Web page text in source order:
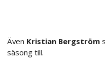
Även Kristian Bergström
säsong till.